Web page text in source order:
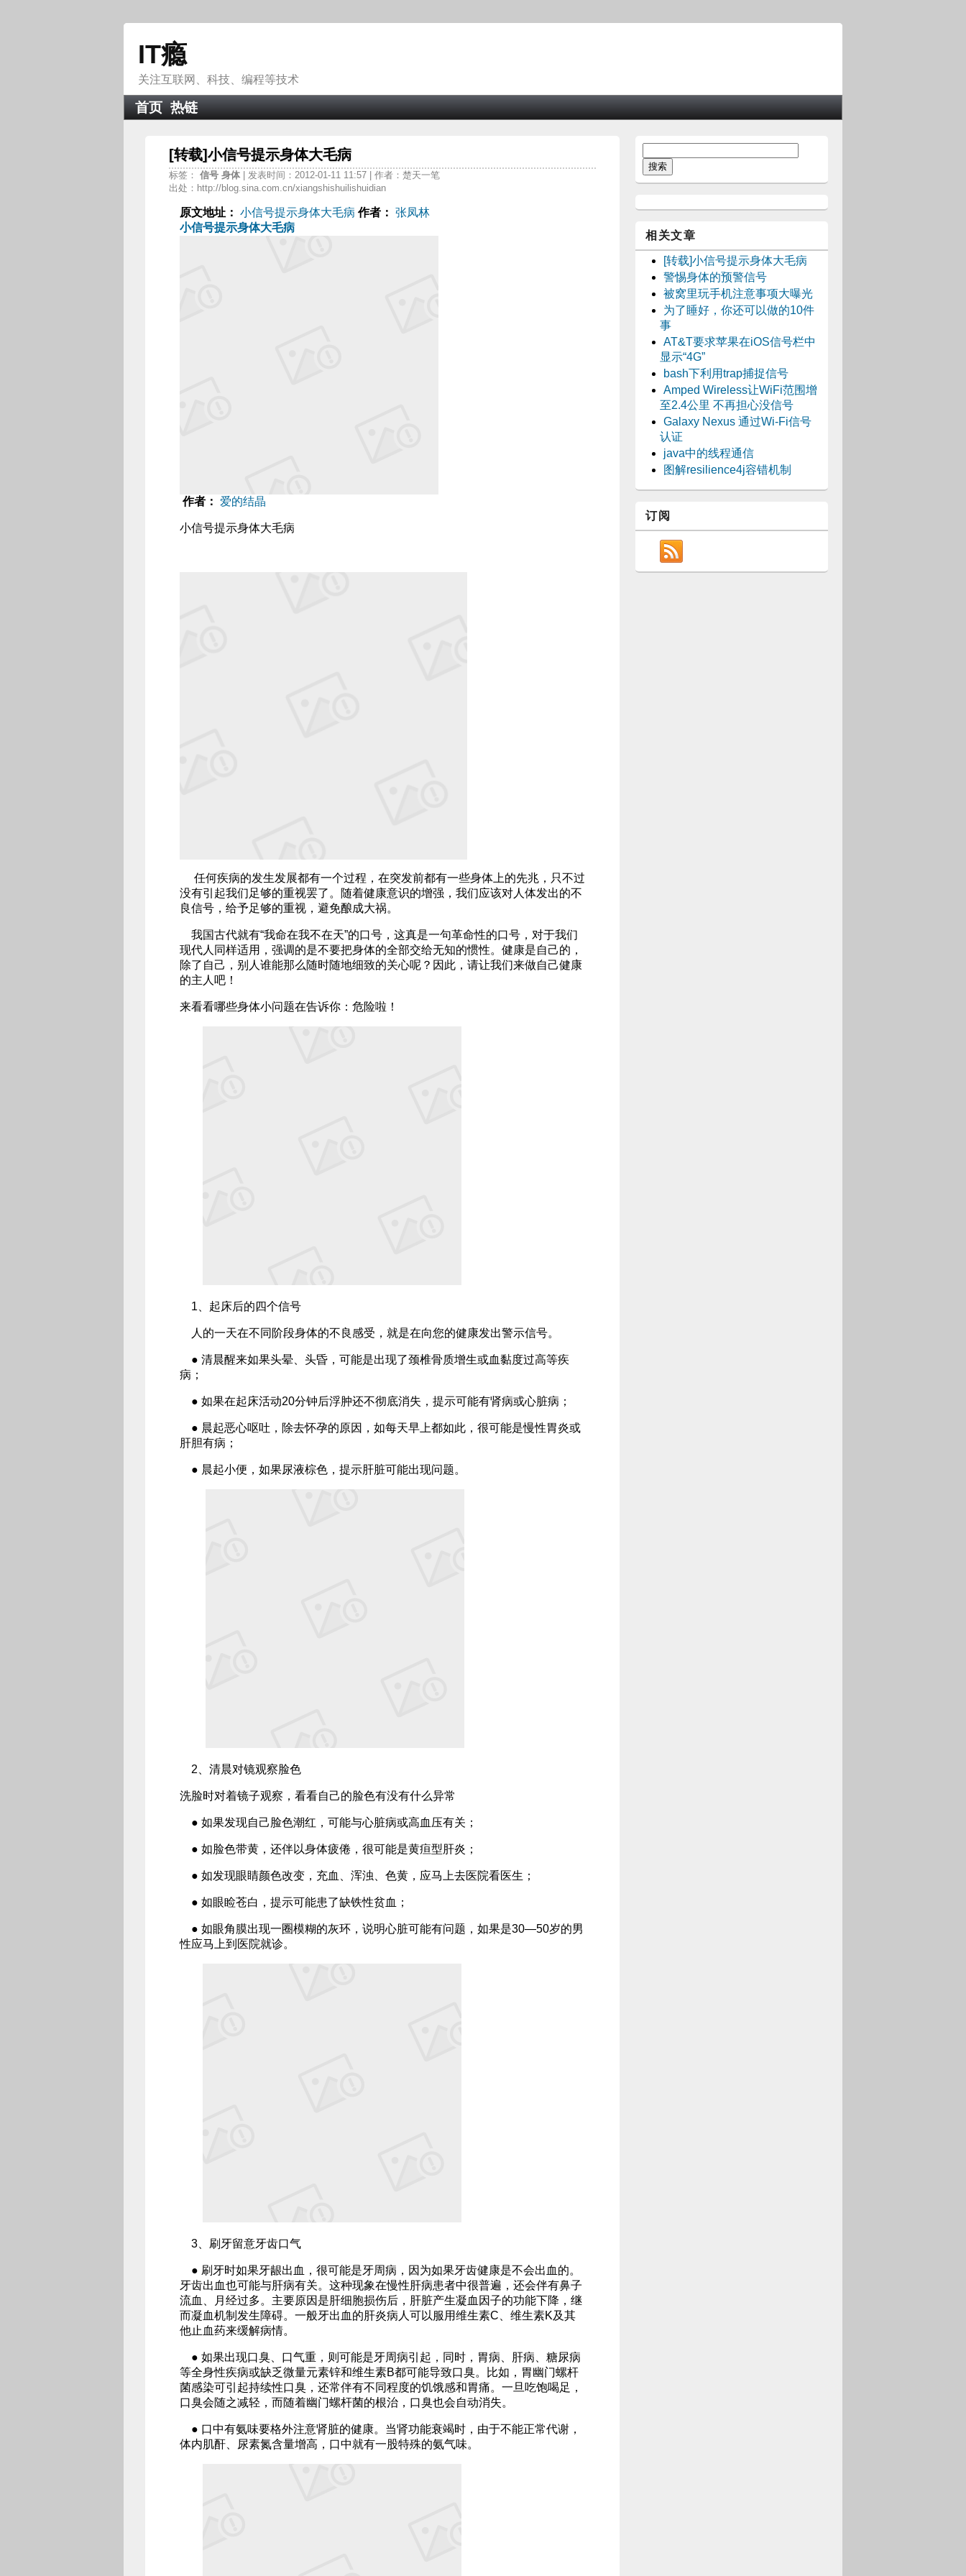
IT瘾
关注互联网、科技、编程等技术
首页 热链
[转载]小信号提示身体大毛病
标签： 信号 身体
| 发表时间：2012-01-11 11:57 | 作者：楚天一笔
出处：http://blog.sina.com.cn/xiangshishuilishuidian
原文地址： 小信号提示身体大毛病 作者： 张凤林
小信号提示身体大毛病
作者： 爱的结晶
小信号提示身体大毛病
任何疾病的发生发展都有一个过程，在突发前都有一些身体上的先兆，只不过
没有引起我们足够的重视罢了。随着健康意识的增强，我们应该对人体发出的不
良信号，给予足够的重视，避免酿成大祸。
我国古代就有“我命在我不在天”的口号，这真是一句革命性的口号，对于我们
现代人同样适用，强调的是不要把身体的全部交给无知的惯性。健康是自己的，
除了自己，别人谁能那么随时随地细致的关心呢？因此，请让我们来做自己健康
的主人吧！
来看看哪些身体小问题在告诉你：危险啦！
1、起床后的四个信号
人的一天在不同阶段身体的不良感受，就是在向您的健康发出警示信号。
● 清晨醒来如果头晕、头昏，可能是出现了颈椎骨质增生或血黏度过高等疾
病；
● 如果在起床活动20分钟后浮肿还不彻底消失，提示可能有肾病或心脏病；
● 晨起恶心呕吐，除去怀孕的原因，如每天早上都如此，很可能是慢性胃炎或
肝胆有病；
● 晨起小便，如果尿液棕色，提示肝脏可能出现问题。
2、清晨对镜观察脸色
洗脸时对着镜子观察，看看自己的脸色有没有什么异常
● 如果发现自己脸色潮红，可能与心脏病或高血压有关；
● 如脸色带黄，还伴以身体疲倦，很可能是黄疸型肝炎；
● 如发现眼睛颜色改变，充血、浑浊、色黄，应马上去医院看医生；
● 如眼睑苍白，提示可能患了缺铁性贫血；
● 如眼角膜出现一圈模糊的灰环，说明心脏可能有问题，如果是30—50岁的男
性应马上到医院就诊。
3、刷牙留意牙齿口气
● 刷牙时如果牙龈出血，很可能是牙周病，因为如果牙齿健康是不会出血的。
牙齿出血也可能与肝病有关。这种现象在慢性肝病患者中很普遍，还会伴有鼻子
流血、月经过多。主要原因是肝细胞损伤后，肝脏产生凝血因子的功能下降，继
而凝血机制发生障碍。一般牙出血的肝炎病人可以服用维生素C、维生素K及其
他止血药来缓解病情。
● 如果出现口臭、口气重，则可能是牙周病引起，同时，胃病、肝病、糖尿病
等全身性疾病或缺乏微量元素锌和维生素B都可能导致口臭。比如，胃幽门螺杆
菌感染可引起持续性口臭，还常伴有不同程度的饥饿感和胃痛。一旦吃饱喝足，
口臭会随之减轻，而随着幽门螺杆菌的根治，口臭也会自动消失。
● 口中有氨味要格外注意肾脏的健康。当肾功能衰竭时，由于不能正常代谢，
体内肌酐、尿素氮含量增高，口中就有一股特殊的氨气味。
相关文章
[转载]小信号提示身体大毛病
警惕身体的预警信号
被窝里玩手机注意事项大曝光
为了睡好，你还可以做的10件
事
AT&T要求苹果在iOS信号栏中
显示“4G”
bash下利用trap捕捉信号
Amped Wireless让WiFi范围增
至2.4公里 不再担心没信号
Galaxy Nexus 通过Wi-Fi信号
认证
java中的线程通信
图解resilience4j容错机制
订阅